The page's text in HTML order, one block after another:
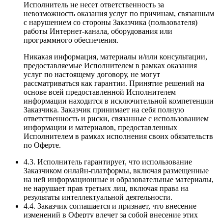
Исполнитель не несет ответственность за
невозможность оказания услуг по причинам, связанным
с нарушением со стороны Заказчика (пользователя)
работы Интернет-канала, оборудования или
программного обеспечения.
Никакая информация, материалы и/или консультации,
предоставляемые Исполнителем в рамках оказания
услуг по настоящему договору, не могут
рассматриваться как гарантии. Принятие решений на
основе всей предоставленной Исполнителем
информации находится в исключительной компетенции
Заказчика. Заказчик принимает на себя полную
ответственность и риски, связанные с использованием
информации и материалов, предоставленных
Исполнителем в рамках исполнения своих обязательств
по Оферте.
4.3. Исполнитель гарантирует, что использование
Заказчиком онлайн-платформы, включая размещенные
на ней информационные и образовательные материалы,
не нарушает прав третьих лиц, включая права на
результаты интеллектуальной деятельности.
4.4. Заказчик соглашается и признает, что внесение
изменений в Оферту влечет за собой внесение этих